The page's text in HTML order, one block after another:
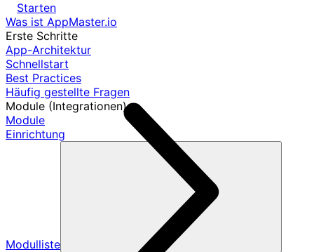
Starten
Was ist AppMaster.io
Erste Schritte
App-Architektur
Schnellstart
Best Practices
Häufig gestellte Fragen
Module (Integrationen)
Module
Einrichtung
Modulliste